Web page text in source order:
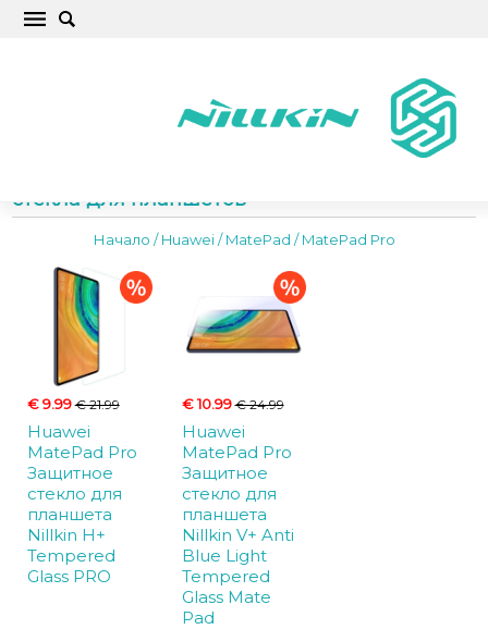
стёкла для планшетов
Начало /Huawei/MatePad /MatePad Pro
€ 9.99€ 21.99
Huawei
MatePad Pro
Защитное
стекло для
планшета
Nillkin H+
Tempered
Glass PRO
€ 10.99€ 24.99
Huawei
MatePad Pro
Защитное
стекло для
планшета
Nillkin V+ Anti
Blue Light
Tempered
Glass Mate
Pad